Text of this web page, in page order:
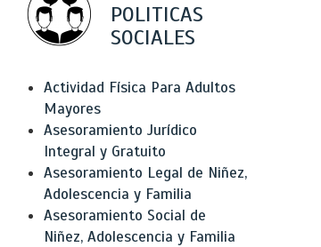
POLITICAS
SOCIALES
Actividad Física Para Adultos
Mayores
Asesoramiento Jurídico
Integral y Gratuito
Asesoramiento Legal de Niñez,
Adolescencia y Familia
Asesoramiento Social de
Niñez, Adolescencia y Familia